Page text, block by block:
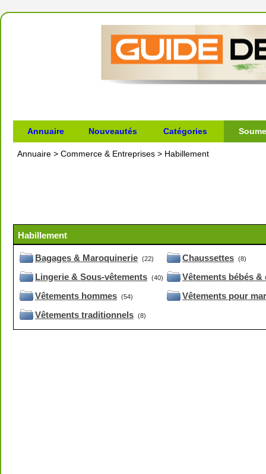
Annuaire Nouveautés Catégories
Annuaire > Commerce & Entreprises > Habillement
Habillement
Bagages & Maroquinerie (22)
Lingerie & Sous-vêtements (40)
Vêtements hommes (54)
Vêtements traditionnels (8)
Chaussettes (8)
Vêtements bébés &
Vêtements pour